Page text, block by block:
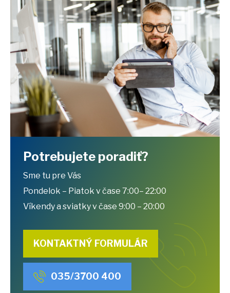
Potrebujete poradiť?
Sme tu pre Vás
Pondelok – Piatok v čase 7:00– 22:00
Víkendy a sviatky v čase 9:00 – 20:00
KONTAKTNÝ FORMULÁR
035/3700 400